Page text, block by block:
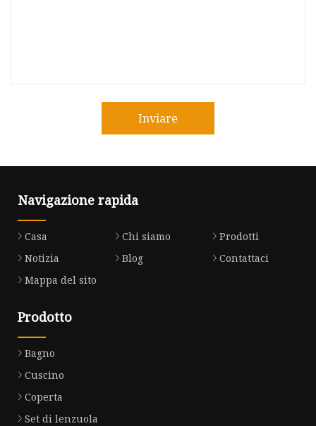
Inviare
Navigazione rapida
Casa Chi siamo
Prodotti
Notizia
Blog
Contattaci
Mappa del sito
Prodotto
Bagno
Cuscino
Coperta
Set di lenzuola